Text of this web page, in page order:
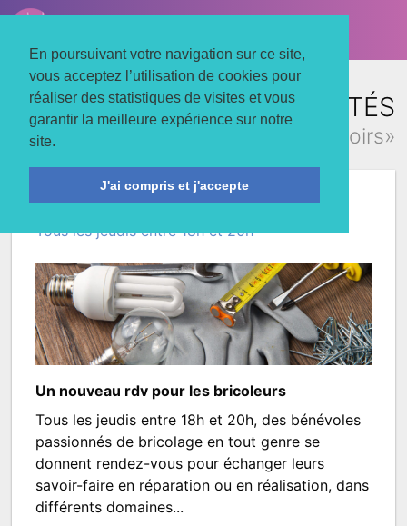
En poursuivant votre navigation sur ce site,
vous acceptez l’utilisation de cookies pour
réaliser des statistiques de visites et vous
garantir la meilleure expérience sur notre
site.
J'ai compris et j'accepte
LE TROIS MATS
TOUTES LES ACTUALITÉS
concernant «échange de savoirs»
Techniques et savoir-faire
Tous les jeudis entre 18h et 20h
Un nouveau rdv pour les bricoleurs
Techniques
et
savoir-
Tous les jeudis entre 18h et 20h, des bénévoles
passionnés de bricolage en tout genre se
donnent rendez-vous pour échanger leurs
savoir-faire en réparation ou en réalisation, dans
différents domaines...